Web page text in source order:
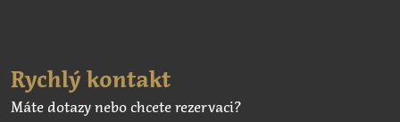
Rychlý kontakt
Máte dotazy nebo chcete rezervaci?